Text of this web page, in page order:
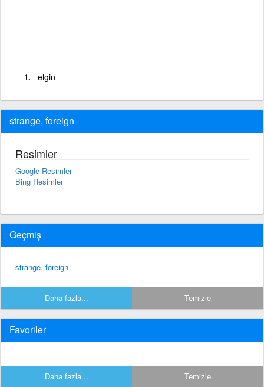
elgin
strange, foreign
Resimler
Google Resimler
Bing Resimler
Geçmiş
strange, foreign
Daha fazla... Temizle
Favoriler
Daha fazla... Temizle